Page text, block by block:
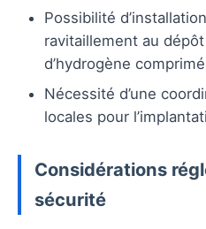
Possibilité
ravitaillement au
d’hydrogène
Nécessité d’une
locales pour
Considérations
sécurité